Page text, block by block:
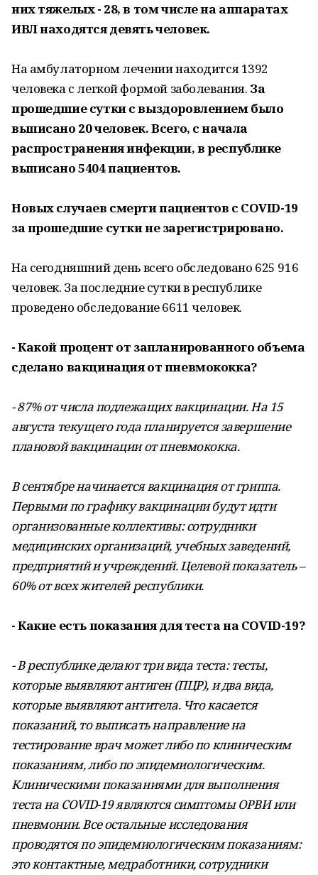
них тяжелых - 28, в том числе на аппаратах
ИВЛ находятся девять человек.
На амбулаторном лечении находится 1392
человека с легкой формой заболевания. За
прошедшие сутки с выздоровлением было
выписано 20 человек. Всего, с начала
распространения инфекции, в республике
выписано 5404 пациентов.
Новых случаев смерти пациентов с COVID-19
за прошедшие сутки не зарегистрировано.
На сегодняшний день всего обследовано 625 916
человек. За последние сутки в республике
проведено обследование 6611 человек.
- Какой процент от запланированного объема
сделано вакцинация от пневмококка?
- 87% от числа подлежащих вакцинации. На 15
августа текущего года планируется завершение
плановой вакцинации от пневмококка.
В сентябре начинается вакцинация от гриппа.
Первыми по графику вакцинации будут идти
организованные коллективы: сотрудники
медицинских организаций, учебных заведений,
предприятий и учреждений. Целевой показатель –
60% от всех жителей республики.
- Какие есть показания для теста на COVID-19?
- В республике делают три вида теста: тесты,
которые выявляют антиген (ПЦР), и два вида,
которые выявляют антитела. Что касается
показаний, то выписать направление на
тестирование врач может либо по клиническим
показаниям, либо по эпидемиологическим.
Клиническими показаниями для выполнения
теста на COVID-19 являются симптомы ОРВИ или
пневмонии. Все остальные исследования
проводятся по эпидемиологическим показаниям:
это контактные, медработники, сотрудники